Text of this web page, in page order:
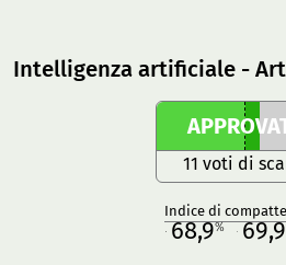
Intelligenza artificiale -
11 voti di
Indice di
68,9% 69,9